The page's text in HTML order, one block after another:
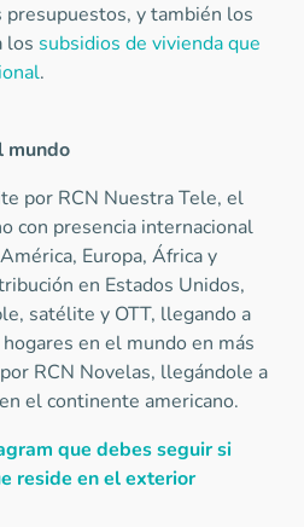
presupuestos, y también los
los subsidios de vivienda que
.
mundo
por RCN Nuestra Tele, el
con presencia internacional
Europa, África y
en Estados Unidos,
satélite y OTT, llegando a
en el mundo en más
RCN Novelas, llegándole a
el continente americano.
que debes seguir si
reside en el exterior